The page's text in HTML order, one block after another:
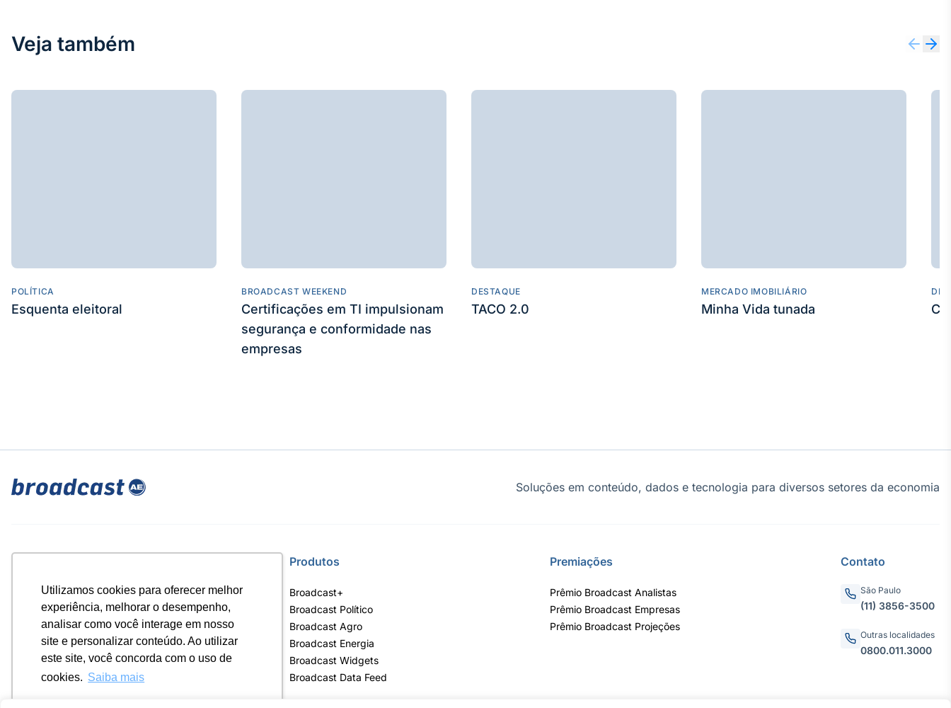
Utilizamos cookies para oferecer melhor
experiência, melhorar o desempenho,
analisar como você interage em nosso
site e personalizar conteúdo. Ao utilizar
este site, você concorda com o uso de
cookies. Saiba mais
Veja também
POLÍTICA
Esquenta eleitoral
BROADCAST WEEKEND
Certificações em TI impulsionam
segurança e conformidade nas
empresas
DESTAQUE
TACO 2.0
MERCADO IMOBILIÁRIO
Minha Vida tunada
Soluções em conteúdo, dados e tecnologia para diversos setores da economia
Notícias
Termos de uso
Política de privacidade
Contrato Máster Terminal
Releases Broadcast
Produtos
Broadcast+
Broadcast Político
Broadcast Agro
Broadcast Energia
Broadcast Widgets
Broadcast Data Feed
Premiações
Prêmio Broadcast Analistas
Prêmio Broadcast Empresas
Prêmio Broadcast Projeções
Contato
São Paulo
(11) 3856-3500
Outras localidades
0800.011.3000